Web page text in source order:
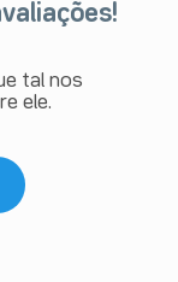
tal nos
ele.